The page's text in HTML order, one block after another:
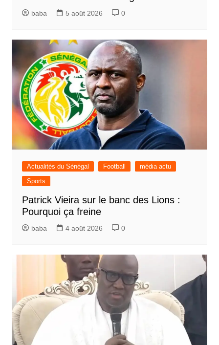
baba 5 août 2026 0
Actualités du Sénégal Football
média actu
Sports
Patrick Vieira sur le banc des Lions :
Pourquoi ça freine
baba 4 août 2026 0